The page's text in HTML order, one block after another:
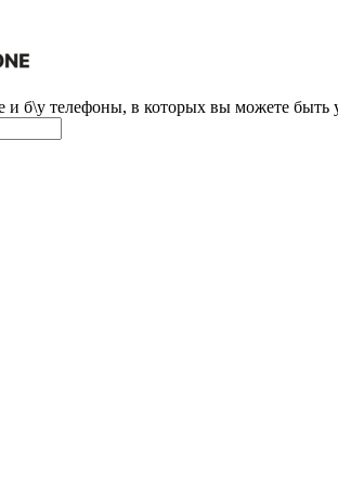
б\у телефоны, в которых вы можете быть